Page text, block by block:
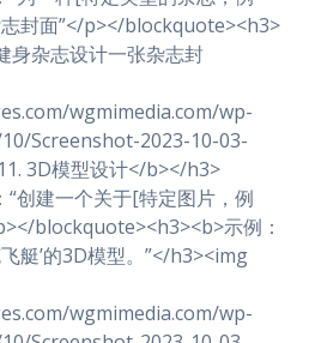
志封面”</p></blockquote><h3>
身杂志设计一张杂志封
wgmimedia.com/wp-
Screenshot-2023-10-03-
3D模型设计</b></h3>
创建一个关于[特定图片，例
blockquote><h3><b>示例：
艇’的3D模型。”</h3><img
wgmimedia.com/wp-